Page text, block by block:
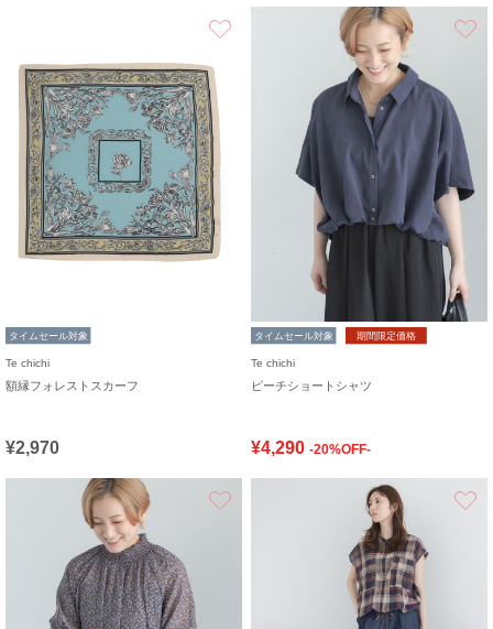
タイムセール対象
Te chichi
額縁フォレストスカーフ
¥2,970
タイムセール対象 期間限定価格
Te chichi
ピーチショートシャツ
¥4,290 -20%OFF-